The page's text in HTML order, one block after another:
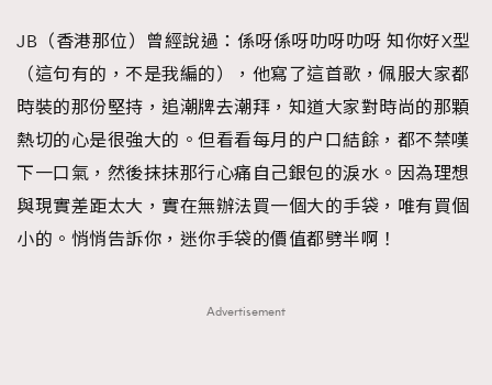
JB（香港那位）曾經說過：係呀係呀叻呀叻呀 知你好X型
（這句有的，不是我編的），他寫了這首歌，佩服大家都
時裝的那份堅持，追潮牌去潮拜，知道大家對時尚的那顆
熱切的心是很強大的。但看看每月的户口結餘，都不禁嘆
下一口氣，然後抹抹那行心痛自己銀包的淚水。因為理想
與現實差距太大，實在無辦法買一個大的手袋，唯有買個
小的。悄悄告訴你，迷你手袋的價值都劈半啊！
Advertisement